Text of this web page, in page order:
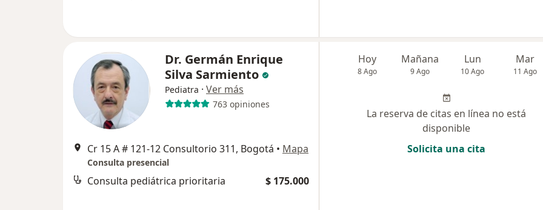
Dr. Germán Enrique
Silva Sarmiento
Pediatra · Ver más
763 opiniones
Cr 15 A # 121-12 Consultorio 311, Bogotá • Mapa
Consulta presencial
Consulta pediátrica prioritaria $ 175.000
Hoy
8 Ago
Mañana
9 Ago
Lun
10 Ago
Mar
11 Ago
La reserva de citas en línea no está
disponible
Solicita una cita